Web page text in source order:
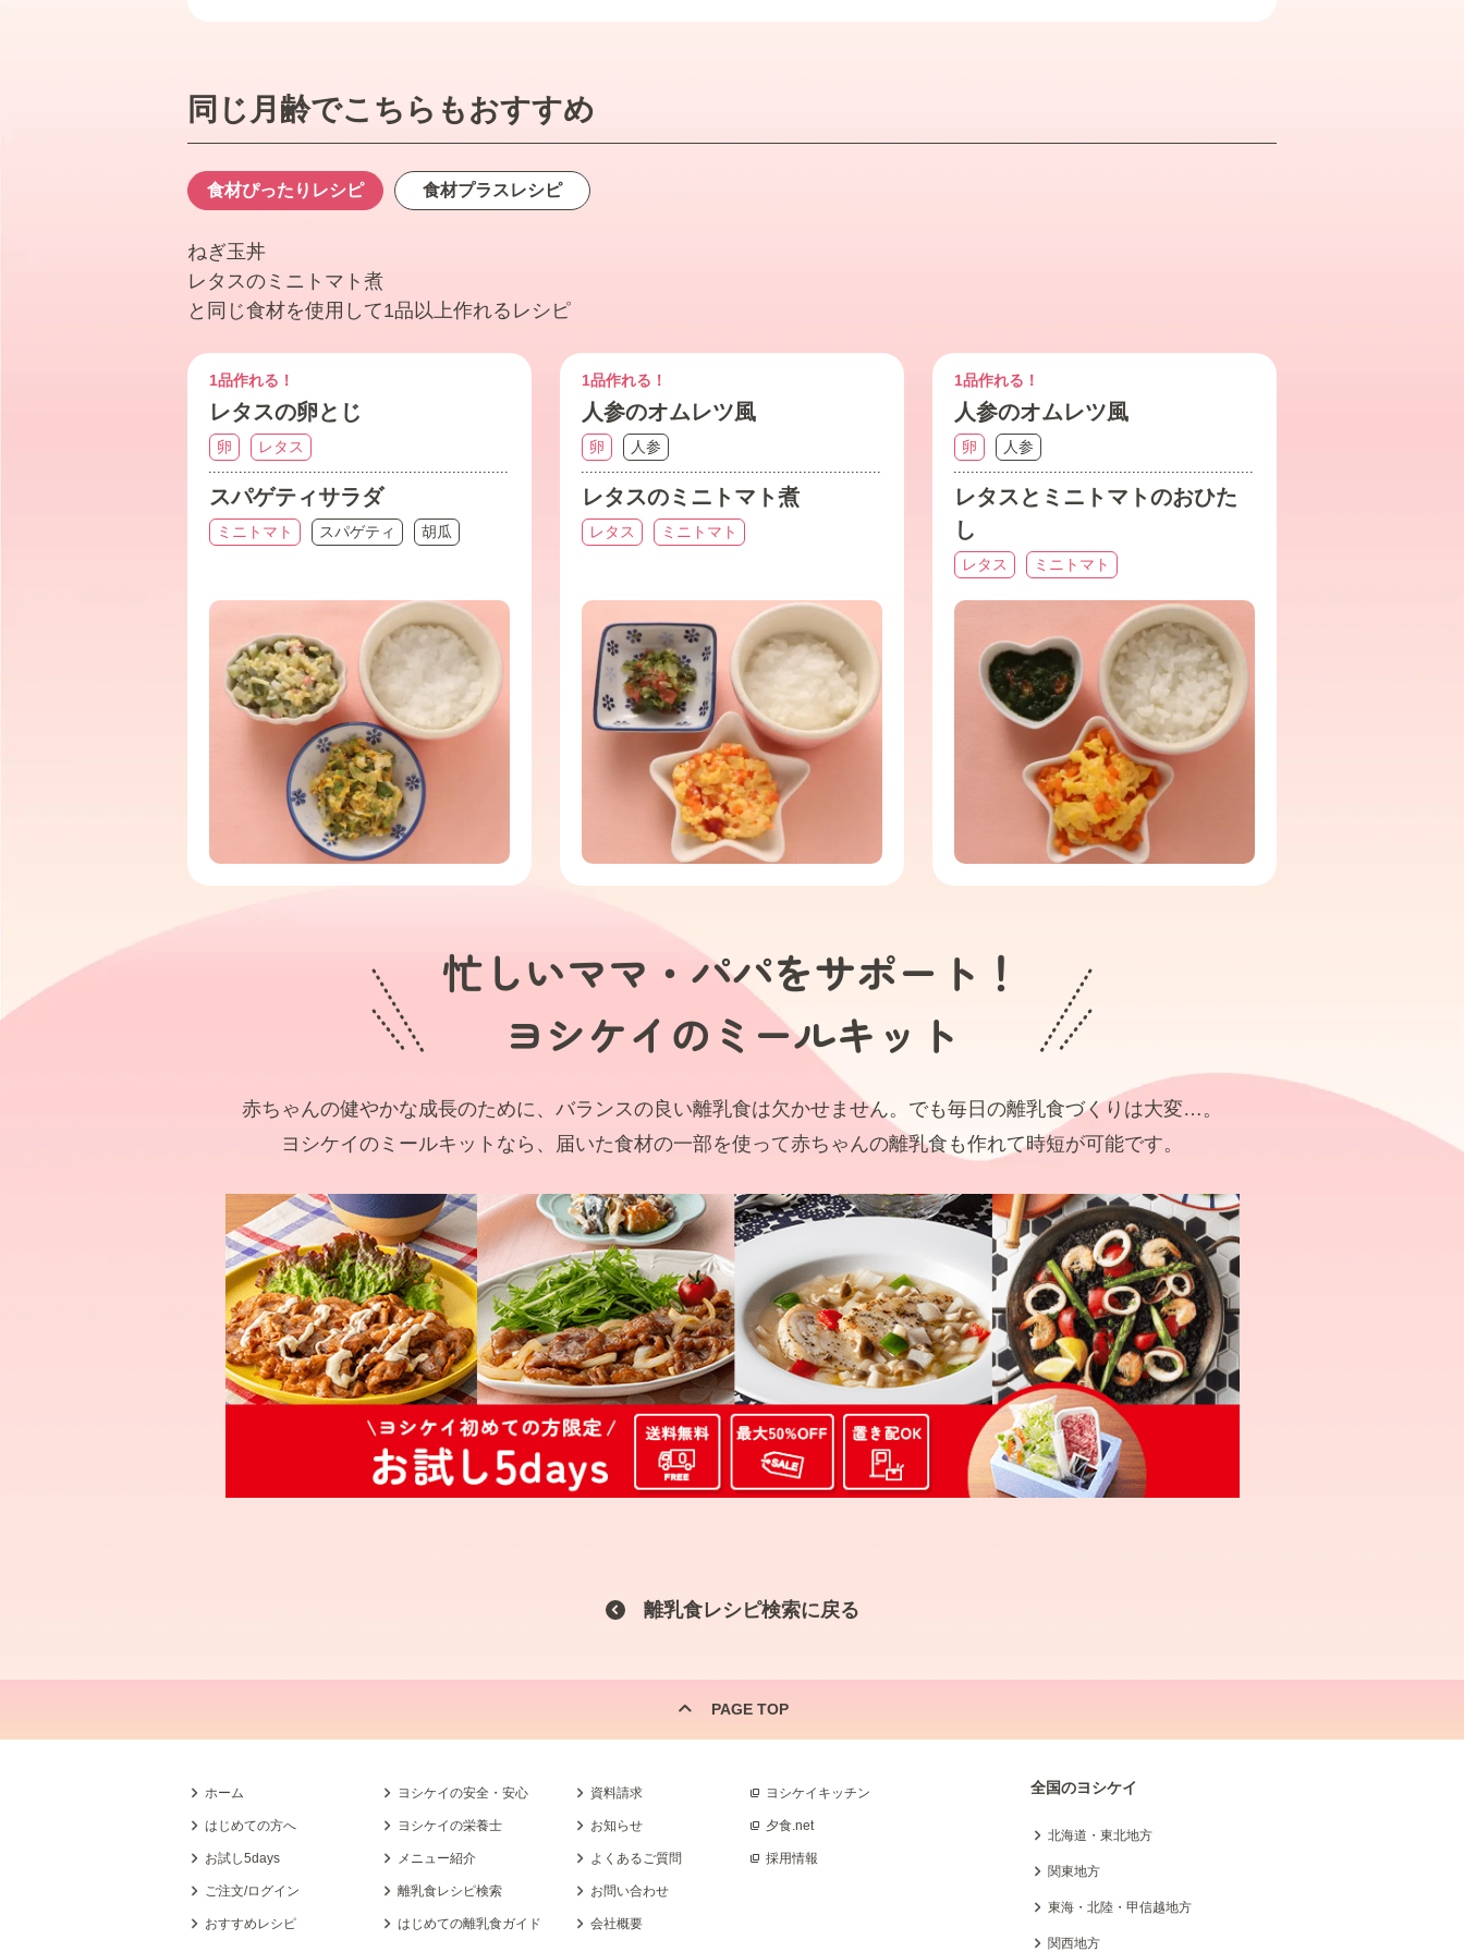
同じ月齢でこちらもおすすめ
食材ぴったり レシピ 食材プラスレシピ
ねぎ玉丼
レタスのミニトマト煮
と同じ食材を使用して1品以上作れるレシピ
1品作れる！
レタスの卵とじ
卵 レタス
スパゲティサラダ
ミニトマト スパゲティ 胡瓜
1品作れる！
人参のオムレツ風
卵 人参
レタスのミニトマト煮
レタス ミニトマト
1品作れる！
人参のオムレツ風
卵 人参
レタスとミニトマトのおひた
し
レタス ミニトマト
忙しいママ・パパをサポート！
ヨシケイの ミールキット
赤ちゃんの健やかな成長のために、バランスの良い離乳食は欠かせません。でも毎日の離乳食づくりは大変…。
ヨシケイのミールキットなら、届いた食材の一部を使って赤ちゃんの離乳食も作れて時短が可能です。
離乳食レシピ検索に戻る
PAGE TOP
ホーム
はじめての方へ
お試し5days
ご注文/ログイン
おすすめレシピ
ヨシケイの安全・安心
ヨシケイの栄養士
メニュー紹介
離乳食レシピ検索
はじめての離乳食ガイド
資料請求
お知らせ
よくあるご質問
お問い合わせ
会社概要
ヨシケイキッチン
夕食.net
採用情報
全国のヨシケイ
北海道・東北地方
関東地方
東海・北陸・甲信越地方
関西地方